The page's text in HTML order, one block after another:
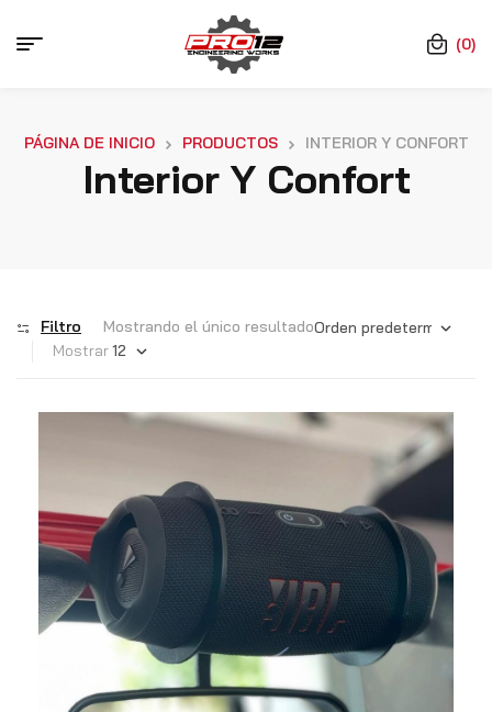
(0)
Interior Y Confort
PÁGINA DE INICIO PRODUCTOS INTERIOR Y CONFORT
Filtro
Mostrando el único resultado
Mostrar